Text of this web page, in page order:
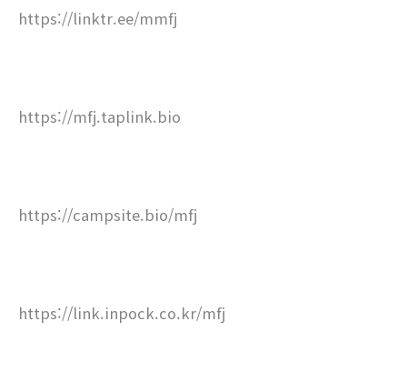
https://linktr.ee/mmfj
https://mfj.taplink.bio
https://campsite.bio/mfj
https://link.inpock.co.kr/mfj